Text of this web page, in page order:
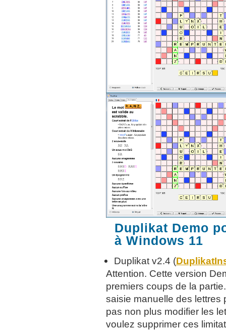
Duplikat Demo
à Windows 11
Duplikat v2.4 (
Attention. Cette version
premiers coups de la
saisie manuelle des lettres
pas non plus modifier les
voulez supprimer ces